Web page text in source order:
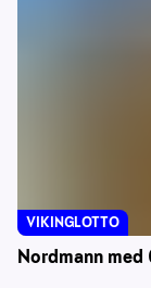
Nordmann
VIKINGLOTTO